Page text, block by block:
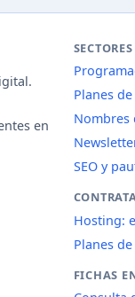
en
Planes
Nombres
SEO y
Hosting:
Planes
FICHAS